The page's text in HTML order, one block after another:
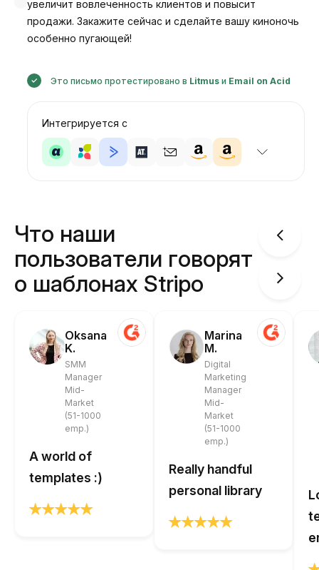
увеличит вовлеченность клиентов и повысит
продажи. Закажите сейчас и сделайте вашу киноночь
особенно пугающей!
Это письмо протестировано в Litmus и Email on Acid
Интегрируется с
Что наши
пользователи говорят
о шаблонах Stripo
Oksana
K.
SMM
Manager
Mid-
Market
(51-1000
emp.)
A world of
templates :)
Marina
M.
Digital
Marketing
Manager
Mid-
Market
(51-1000
emp.)
Really handful
personal library